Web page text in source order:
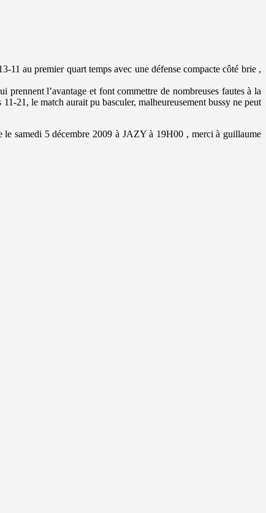
11 au premier quart temps avec une défense compacte côté brie ,
l’avantage et font commettre de nombreuses fautes à la
21, le match aurait pu basculer, malheureusement bussy ne peut
samedi 5 décembre 2009 à JAZY à 19H00 , merci à guillaume